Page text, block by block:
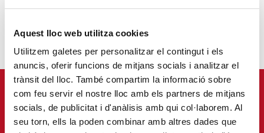
Aquest lloc web utilitza cookies
Utilitzem galetes per personalitzar el contingut i els
anuncis, oferir funcions de mitjans socials i analitzar el
trànsit del lloc. També compartim la informació sobre
com feu servir el nostre lloc amb els partners de mitjans
socials, de publicitat i d'anàlisis amb qui col·laborem. Al
seu torn, ells la poden combinar amb altres dades que
APUNTA'T AL NOSTRE BUTLLETÍ ELECTRÒNIC
Correu-